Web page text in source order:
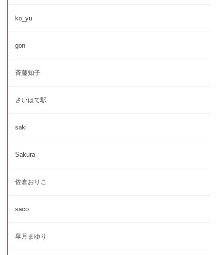
ko_yu
gon
斉藤知子
さいはて駅
saki
Sakura
佐倉おりこ
saco
皐月まゆり